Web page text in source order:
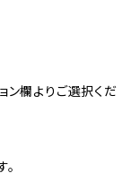
ン欄よりご選択くだ